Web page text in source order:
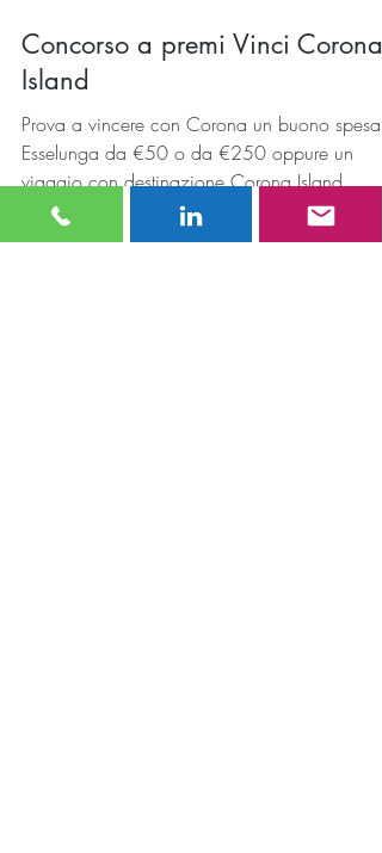
22 lug Tempo di lettura: 27 min
Concorso a premi Vinci Corona
Island
Prova a vincere con Corona un buono spesa